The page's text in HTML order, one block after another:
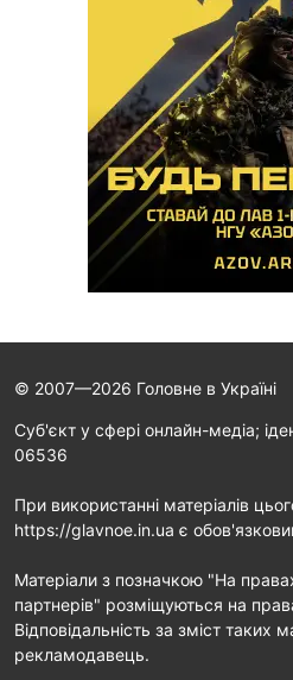
© 2007—2026 Головне в Україні
Cуб'єкт у сфері онлайн-медіа;
06536
При використанні матеріалів
https://glavnoe.in.ua є
Матеріали з позначкою "На
партнерів" розміщуються на
Відповідальність за зміст таких
рекламодавець.